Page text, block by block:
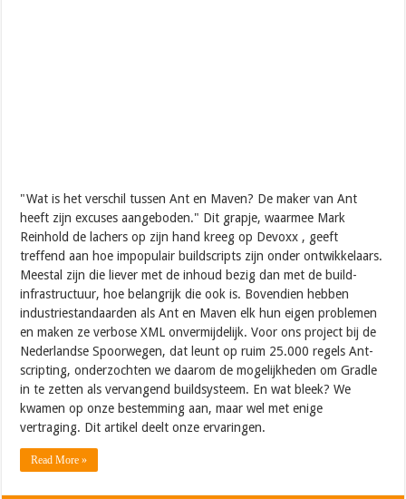
"Wat is het verschil tussen Ant en Maven? De maker van Ant
heeft zijn excuses aangeboden." Dit grapje, waarmee Mark
Reinhold de lachers op zijn hand kreeg op Devoxx , geeft
treffend aan hoe impopulair buildscripts zijn onder ontwikkelaars.
Meestal zijn die liever met de inhoud bezig dan met de build-
infrastructuur, hoe belangrijk die ook is. Bovendien hebben
industriestandaarden als Ant en Maven elk hun eigen problemen
en maken ze verbose XML onvermijdelijk. Voor ons project bij de
Nederlandse Spoorwegen, dat leunt op ruim 25.000 regels Ant-
scripting, onderzochten we daarom de mogelijkheden om Gradle
in te zetten als vervangend buildsysteem. En wat bleek? We
kwamen op onze bestemming aan, maar wel met enige
vertraging. Dit artikel deelt onze ervaringen.
Read More »